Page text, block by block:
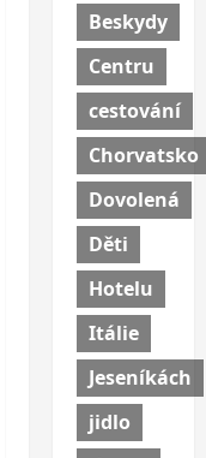
Beskydy
Centru
cestování
Chorvatsko
Dovolená
Děti
Hotelu
Itálie
Jeseníkách
jidlo